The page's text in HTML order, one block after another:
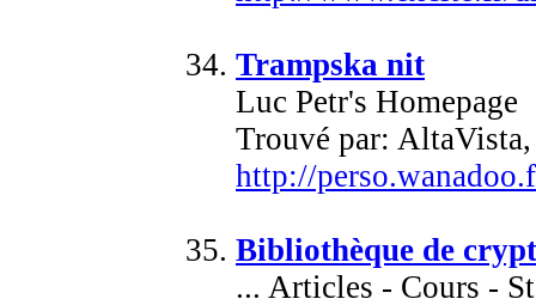
Trampska nit
Luc Petr's Homepage
Trouvé par:
http://
Bibliothèque de
... Articles - Cours -